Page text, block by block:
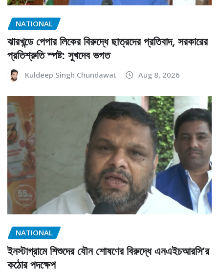
NATIONAL
ঝারখন্ডে পেপার লিকের বিরুদ্ধে ছাত্রদের প্রতিবাদ, সরকারের
প্রতিশ্রুতি স্পষ্ট: সুখদেব ভগত
Kuldeep Singh Chundawat Aug 8, 2026
NATIONAL
ইনস্টাগ্রামে শিশুদের যৌন শোষণের বিরুদ্ধে এনএইচআরসি’র
কঠোর পদক্ষেপ